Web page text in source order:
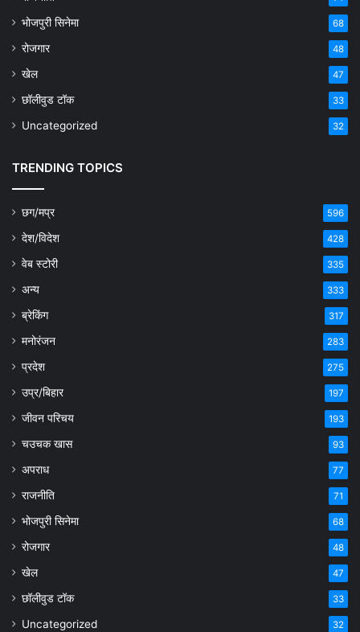
भोजपुरी सिनेमा 68
रोजगार 48
खेल 47
छॉलीवुड टॉक 33
Uncategorized 32
TRENDING TOPICS
छग/मप्र 596
देश/विदेश 428
वेब स्टोरी 335
अन्य 333
ब्रेकिंग 317
मनोरंजन 283
प्रदेश 275
उप्र/बिहार 197
जीवन परिचय 193
चउचक खास 93
अपराध 77
राजनीति 71
भोजपुरी सिनेमा 68
रोजगार 48
खेल 47
छॉलीवुड टॉक 33
Uncategorized 32